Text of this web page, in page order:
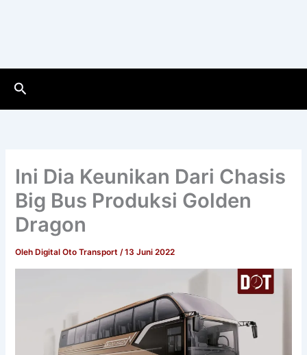
Cari
Ini Dia Keunikan Dari Chasis
Big Bus Produksi Golden
Dragon
Oleh Digital Oto Transport/13 Juni 2022